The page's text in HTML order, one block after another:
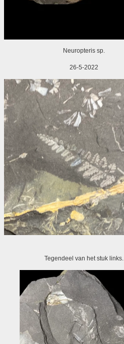
Neuropteris sp.
26-5-2022
Tegendeel van het stuk links.